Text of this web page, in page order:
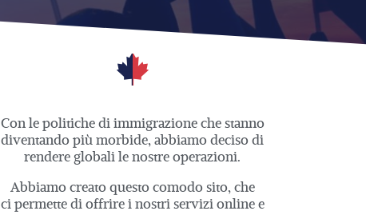
Con le politiche di immigrazione che stanno
diventando più morbide, abbiamo deciso di
rendere globali le nostre operazioni.
Abbiamo creato questo comodo sito, che
cipermette di offrire i nostri servizi online e